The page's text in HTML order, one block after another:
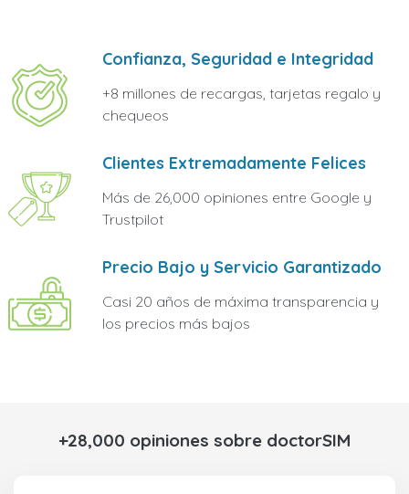
Confianza, Seguridad e Integridad
+8 millones de recargas, tarjetas regalo y
chequeos
Clientes Extremadamente Felices
Más de 26,000 opiniones entre Google y
Trustpilot
Precio Bajo y Servicio Garantizado
Casi 20 años de máxima transparencia y
los precios más bajos
+28,000 opiniones sobre doctorSIM